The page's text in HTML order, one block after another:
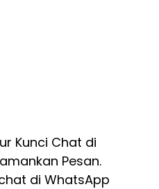
Kunci Chat di
Pesan.
di WhatsApp